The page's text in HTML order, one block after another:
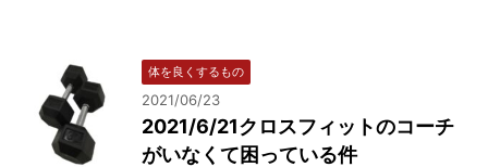
体を良くするもの
2021/06/23
2021/6/21クロスフィットのコーチ
がいなくて困っている件